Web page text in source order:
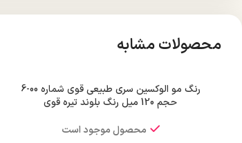
محصولات مشابه
رنگ مو الوکسین سری طبیعی قوی شماره 00-6
حجم 120 میل رنگ بلوند تیره قوی
محصول موجود است